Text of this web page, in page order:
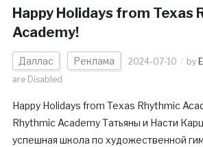
Happy Holidays from Texas
Academy!
Даллас Реклама 2024-07-10 by
are Disabled
Happy Holidays from Texas Rhythmic
Rhythmic Academy Татьяны и Насти
успешная школа по художественной